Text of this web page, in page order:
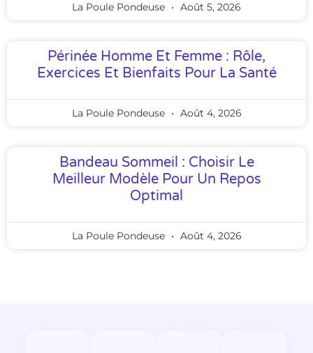
La Poule Pondeuse Août 5, 2026
Périnée Homme Et Femme : Rôle,
Exercices Et Bienfaits Pour La Santé
La Poule Pondeuse Août 4, 2026
Bandeau Sommeil : Choisir Le
Meilleur Modèle Pour Un Repos
Optimal
La Poule Pondeuse Août 4, 2026